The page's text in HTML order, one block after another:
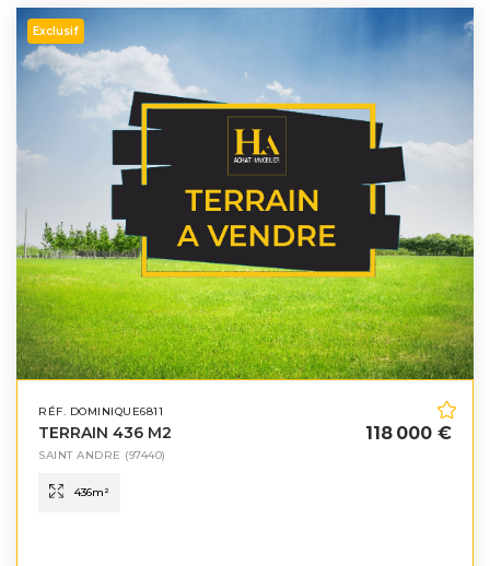
Exclusif
RÉF. DOMINIQUE6811
TERRAIN 436 M2
SAINT ANDRE (97440)
118 000 €
436m²